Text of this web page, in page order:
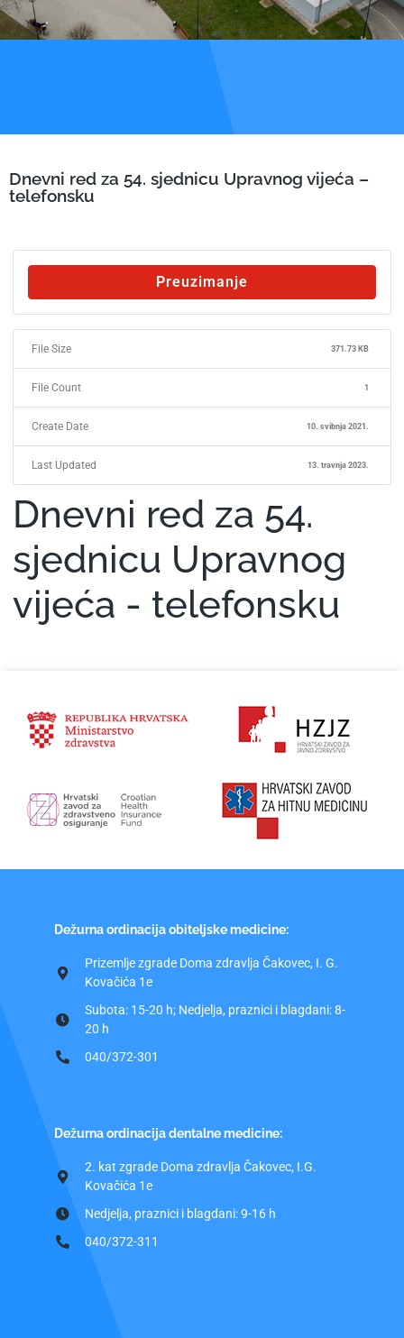
Dnevni red za 54. sjednicu Upravnog vijeća –
telefonsku
Preuzimanje
File Size 371.73 KB
File Count 1
Create Date 10. svibnja 2021.
Last Updated 13. travnja 2023.
Dnevni red za 54.
sjednicu Upravnog
vijeća - telefonsku
Dežurna ordinacija obiteljske medicine:
Prizemlje zgrade Doma zdravlja Čakovec, I. G.
Kovačića 1e
Subota: 15-20 h; Nedjelja, praznici i blagdani: 8-
20 h
040/372-301
Dežurna ordinacija dentalne medicine:
2. kat zgrade Doma zdravlja Čakovec, I.G.
Kovačića 1e
Nedjelja, praznici i blagdani: 9-16 h
040/372-311